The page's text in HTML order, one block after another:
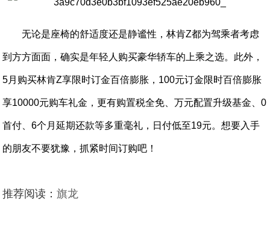
无论是座椅的舒适度还是静谧性，林肯Z都为驾乘者考虑
到方方面面，确实是年轻人购买豪华轿车的上乘之选。此外，
5月购买林肯Z享限时订金百倍膨胀，100元订金限时百倍膨胀
享10000元购车礼金，更有购置税全免、万元配置升级基金、0
首付、6个月延期还款等多重毫礼，日付低至19元。想要入手
的朋友不要犹豫，抓紧时间订购吧！
推荐阅读：旗龙